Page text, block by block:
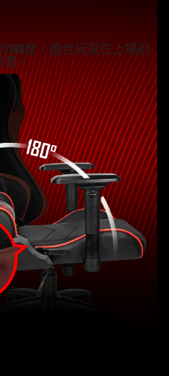
180度，適合玩家在上場前
憩。